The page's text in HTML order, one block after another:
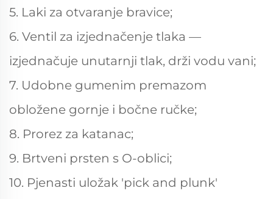
5. Laki za otvaranje bravice;
6. Ventil za izjednačenje tlaka —
izjednačuje unutarnji tlak, drži vodu vani;
7. Udobne gumenim premazom
obložene gornje i bočne ručke;
8. Prorez za katanac;
9. Brtveni prsten s O-oblici;
10. Pjenasti uložak 'pick and plunk'